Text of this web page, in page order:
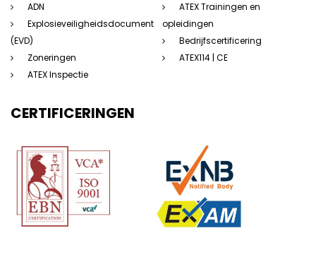
ADN
Explosieveiligheidsdocument
(EVD)
Zoneringen
ATEX Inspectie
ATEX Trainingen en
opleidingen
Bedrijfscertificering
ATEX114 | CE
CERTIFICERINGEN